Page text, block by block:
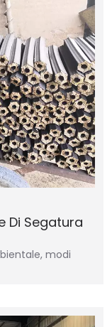
Di Segatura
modi